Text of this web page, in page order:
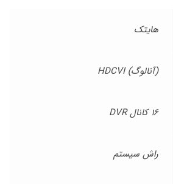
هایتک
(آنالوگ) HDCVI
16 کانال DVR
راش سیستم